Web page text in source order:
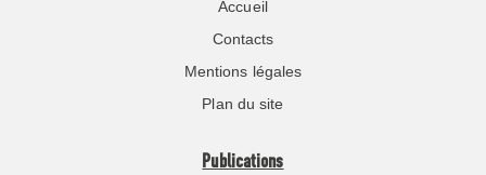
Accueil
Contacts
Mentions légales
Plan du site
Publications